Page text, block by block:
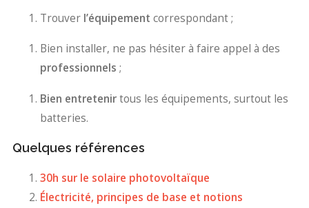
Trouver l’équipement correspondant ;
Bien installer, ne pas hésiter à faire appel à des
professionnels ;
Bien entretenirtous les équipements, surtout les
batteries.
Quelques références
30h sur le solaire photovoltaïque
Électricité, principes de base et notions